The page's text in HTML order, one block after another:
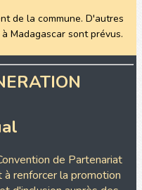
de la commune. D'autres
Madagascar sont prévus.
de Partenariat
renforcer la promotion